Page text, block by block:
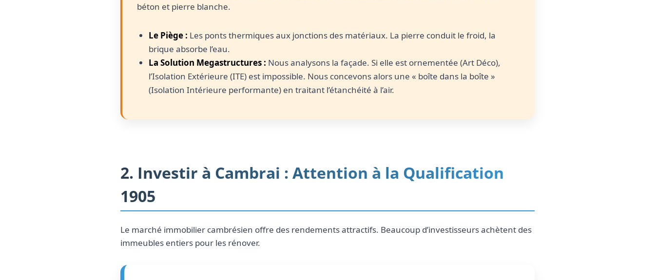
béton et pierre blanche.
Le Piège : Les ponts thermiques aux jonctions des matériaux. La pierre conduit le froid, la
brique absorbe l’eau.
La Solution Megastructures : Nous analysons la façade. Si elle est ornementée (Art Déco),
l’Isolation Extérieure (ITE) est impossible. Nous concevons alors une « boîte dans la boîte »
(Isolation Intérieure performante) en traitant l’étanchéité à l’air.
2. Investir à Cambrai : Attention à la Qualification
1905
Le marché immobilier cambrésien offre des rendements attractifs. Beaucoup d’investisseurs achètent des
immeubles entiers pour les rénover.